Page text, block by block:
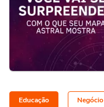
Educação Negócio